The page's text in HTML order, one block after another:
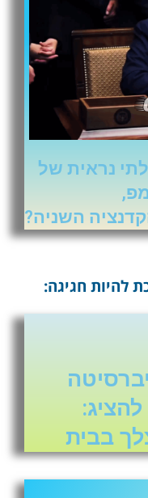
נראית של
השניה?
להיות חגיגה:
בבית